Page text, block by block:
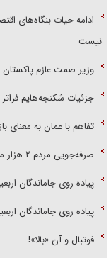
ادامه حیات بنگاه‌های
نیست
وزیر صمت عازم
جزئیات شکنجه‌هایم
تفاهم با عمان به معنای
صرفه‌جویی مردم ۲ هزار مگاوات برق تولید کرد
پیاده روی جاماندگان
پیاده روی جاماندگان
فوتبال و آن «بالا»!